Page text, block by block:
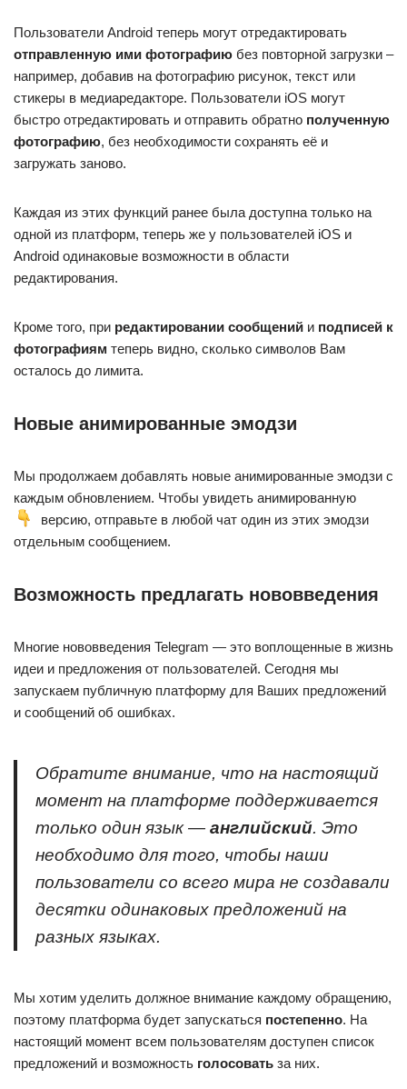
Пользователи Android теперь могут отредактировать
отправленную ими фотографию без повторной загрузки –
например, добавив на фотографию рисунок, текст или
стикеры в медиаредакторе. Пользователи iOS могут
быстро отредактировать и отправить обратно полученную
фотографию, без необходимости сохранять её и
загружать заново.
Каждая из этих функций ранее была доступна только на
одной из платформ, теперь же у пользователей iOS и
Android одинаковые возможности в области
редактирования.
Кроме того, при редактировании сообщений и подписей к
фотографиям теперь видно, сколько символов Вам
осталось до лимита.
Новые анимированные эмодзи
Мы продолжаем добавлять новые анимированные эмодзи с
каждым обновлением. Чтобы увидеть анимированную
версию, отправьте в любой чат один из этих эмодзи
отдельным сообщением.
Возможность предлагать нововведения
Многие нововведения Telegram — это воплощенные в жизнь
идеи и предложения от пользователей. Сегодня мы
запускаем публичную платформу для Ваших предложений
и сообщений об ошибках.
Обратите внимание, что на настоящий
момент на платформе поддерживается
только один язык — английский. Это
необходимо для того, чтобы наши
пользователи со всего мира не создавали
десятки одинаковых предложений на
разных языках.
Мы хотим уделить должное внимание каждому обращению,
поэтому платформа будет запускаться постепенно. На
настоящий момент всем пользователям доступен список
предложений и возможность голосовать за них.